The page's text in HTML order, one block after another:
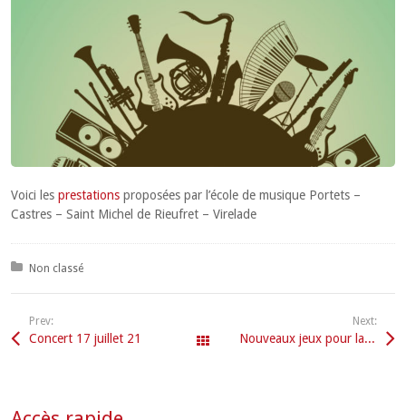
Voici lesprestations proposées par l’école de musique Portets –
Castres – Saint Michel de Rieufret – Virelade
Posted in:
Non classé
Prev:
Concert 17 juillet 21 Tous les articles
Next:
Nouveaux jeux pour la rentrée